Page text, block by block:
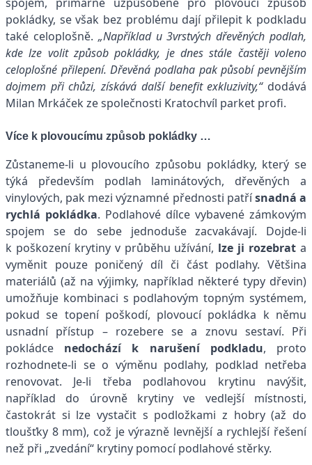
pokládky, se však bez problému dají přilepit k podkladu
také celoplošně. „Například u 3vrstvých dřevěných podlah,
kde lze volit způsob pokládky, je dnes stále častěji voleno
celoplošné přilepení. Dřevěná podlaha pak působí pevnějším
dojmem při chůzi, získává další benefit exkluzivity,“dodává
Milan Mrkáček ze společnosti Kratochvíl parket profi.
Více k plovoucímu způsob pokládky …
Zůstaneme-li u plovoucího způsobu pokládky, který se
týká především podlah laminátových, dřevěných a
vinylových, pak mezi významné přednosti patřísnadná a
rychlá pokládka. Podlahové dílce vybavené zámkovým
spojem se do sebe jednoduše zacvakávají. Dojde-li
k poškození krytiny v průběhu užívání, lze ji rozebrata
vyměnit pouze poničený díl či část podlahy. Většina
materiálů (až na výjimky, například některé typy dřevin)
umožňuje kombinaci s podlahovým topným systémem,
pokud se topení poškodí, plovoucí pokládka k němu
usnadní přístup – rozebere se a znovu sestaví. Při
pokládce nedochází k narušení podkladu, proto
rozhodnete-li se o výměnu podlahy, podklad netřeba
renovovat. Je-li třeba podlahovou krytinu navýšit,
například do úrovně krytiny ve vedlejší místnosti,
častokrát si lze vystačit s podložkami z hobry (až do
tloušťky 8 mm), což je výrazně levnější a rychlejší řešení
než při „zvedání“ krytiny pomocí podlahové stěrky.